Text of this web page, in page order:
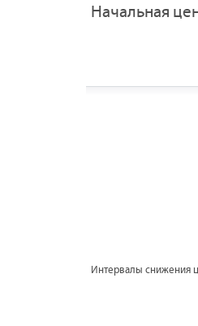
Начальная
Интервалы снижения